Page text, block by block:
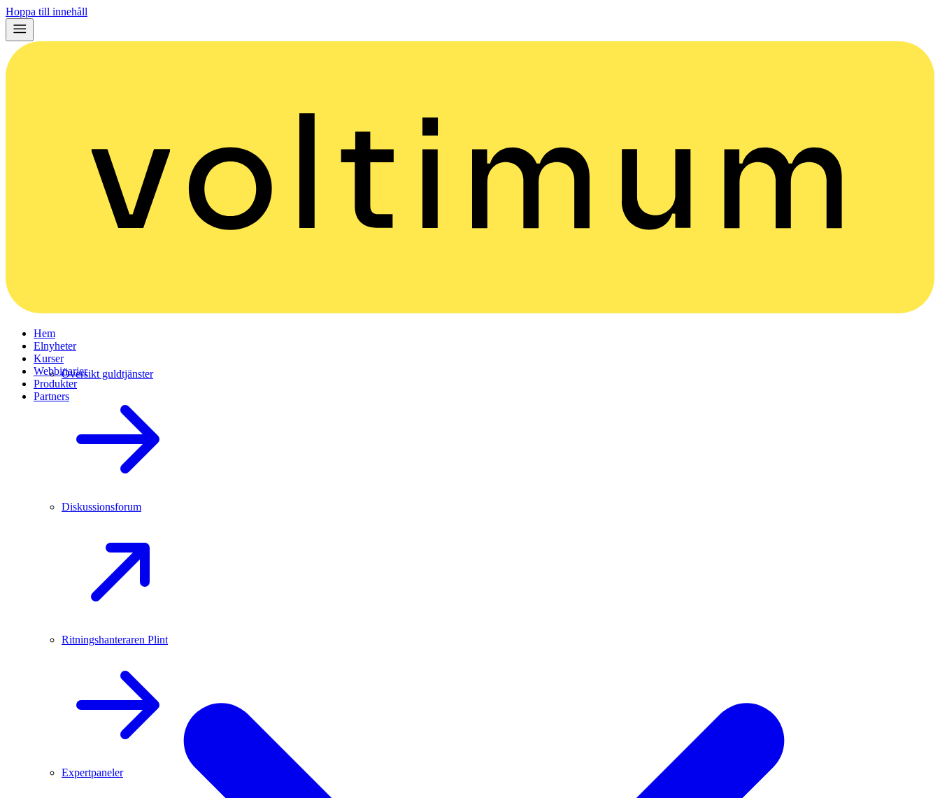
Hoppa till innehåll
Hem
Elnyheter
Kurser
Webbinarier
Produkter
Partners
Översikt guldtjänster
Diskussionsforum
Ritningshanteraren Plint
Expertpaneler